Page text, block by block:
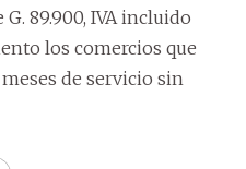
89.900, IVA incluido
los comercios que
de servicio sin